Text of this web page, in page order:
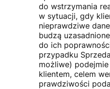
do wstrzymania
w sytuacji, gdy
nieprawdziwe
budzą
do ich
przypadku
możliwe)
klientem, celem
prawdziwości